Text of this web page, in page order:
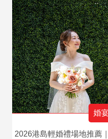
婚
2026港島輕婚禮場地推薦